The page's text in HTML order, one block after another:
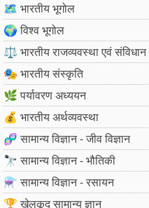
🗺️ भारतीय भूगोल
🌍 विश्व भूगोल
⚖️ भारतीय राजव्यवस्था एवं संविधान
🎭 भारतीय संस्कृति
🌿 पर्यावरण अध्ययन
💰 भारतीय अर्थव्यवस्था
🧬 सामान्य विज्ञान - जीव विज्ञान
🔭 सामान्य विज्ञान - भौतिकी
⚗️ सामान्य विज्ञान - रसायन
🏆 खेलकूद सामान्य ज्ञान